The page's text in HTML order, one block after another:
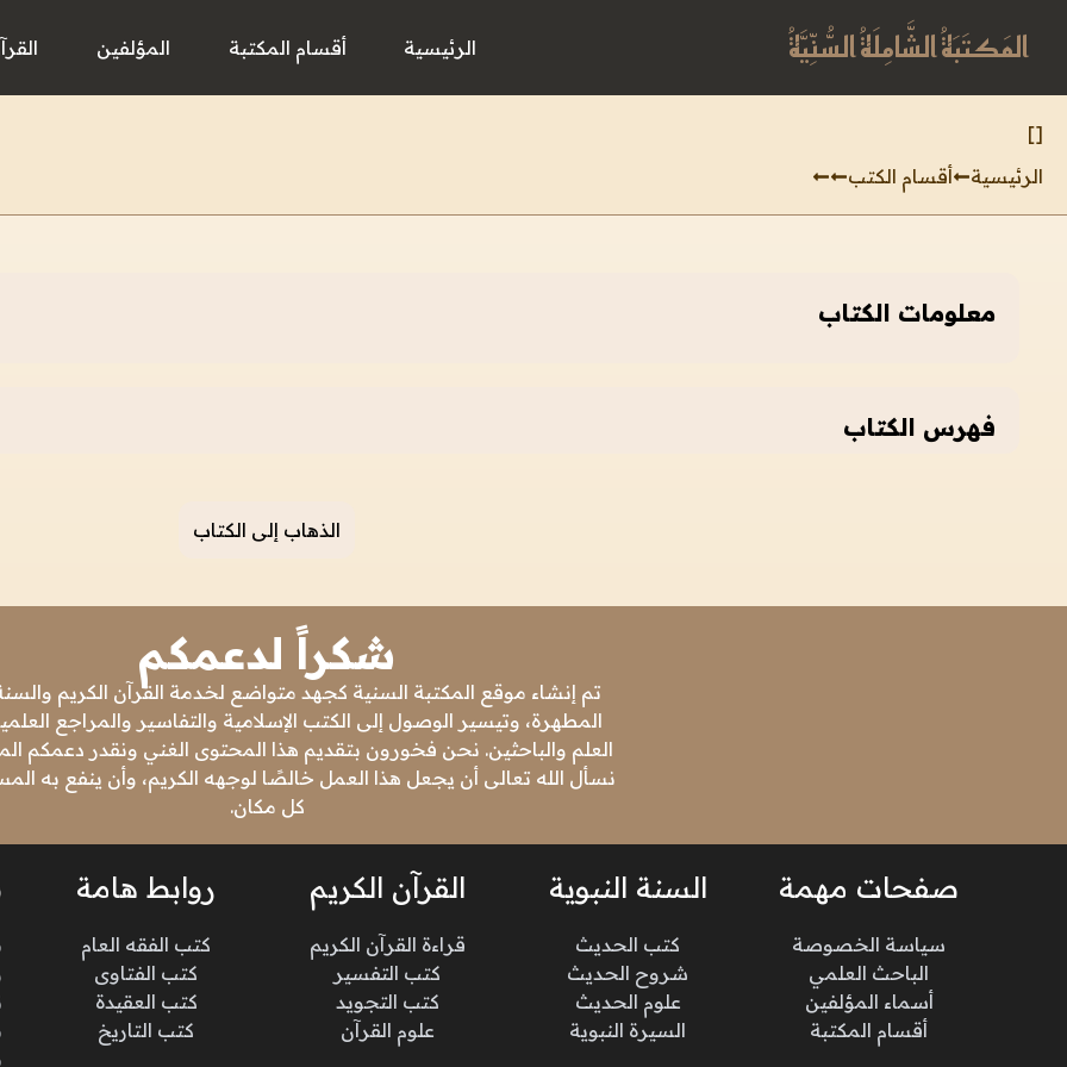
المَكتَبَةُ الشَّامِلَةُ السُّنِّيَّةُ الرئيسية أقسام المكتبة المؤلفين
[
]
الرئيسية
أقسام الكتب
معلومات الكتاب
فهرس الكتاب
الذهاب إلى الكتاب
شكراً لدعمكم
تم إنشاء موقع المكتبة السنية كجهد متواضع لخدمة القرآن الكريم والسنة
المطهرة، وتيسير الوصول إلى الكتب الإسلامية والتفاسير والمراجع
العلم والباحثين. نحن فخورون بتقديم هذا المحتوى الغني ونقدر دعمكم
نسأل الله تعالى أن يجعل هذا العمل خالصًا لوجهه الكريم، وأن ينفع به
كل مكان.
صفحات مهمة
سياسة الخصوصة
الباحث العلمي
أسماء المؤلفين
أقسام المكتبة
السنة النبوية
كتب الحديث
شروح الحديث
علوم الحديث
السيرة النبوية
القرآن الكريم
قراءة القرآن الكريم
كتب التفسير
كتب التجويد
علوم القرآن
روابط هامة
كتب الفقه العام
كتب الفتاوى
كتب العقيدة
كتب التاريخ